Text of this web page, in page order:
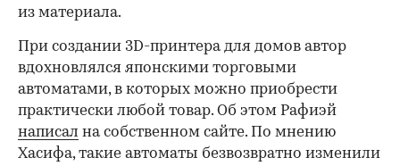
из материала.
При создании 3D-принтера для домов автор
вдохновлялся японскими торговыми
автоматами, в которых можно приобрести
практически любой товар. Об этом Рафиэй
написал на собственном сайте. По мнению
Хасифа, такие автоматы безвозвратно изменили